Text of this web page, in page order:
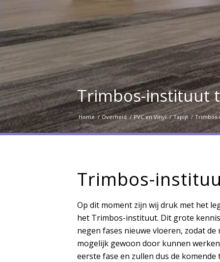
Trimbos-instituut
Home / Overheid / PVC en Vinyl / Tapijt /
Trimbos-
Op dit moment zijn wij druk met het
het Trimbos-instituut. Dit grote
negen fases nieuwe vloeren, zodat de
mogelijk gewoon door kunnen
eerste fase en zullen dus de